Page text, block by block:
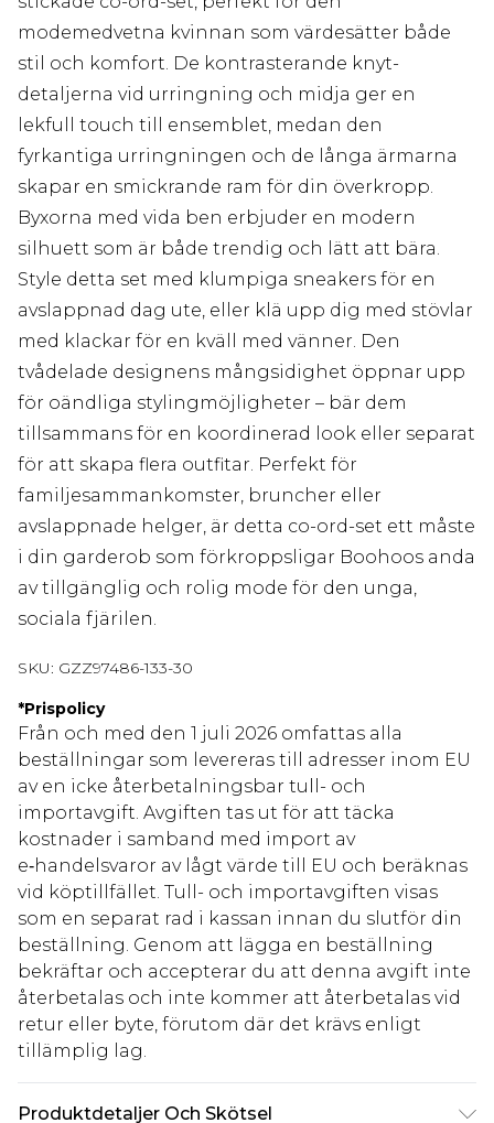
modemedvetna kvinnan som värdesätter både
stil och komfort. De kontrasterande knyt-
detaljerna vid urringning och midja ger en
lekfull touch till ensemblet, medan den
fyrkantiga urringningen och de långa ärmarna
skapar en smickrande ram för din överkropp.
Byxorna med vida ben erbjuder en modern
silhuett som är både trendig och lätt att bära.
Style detta set med klumpiga sneakers för en
avslappnad dag ute, eller klä upp dig med stövlar
med klackar för en kväll med vänner. Den
tvådelade designens mångsidighet öppnar upp
för oändliga stylingmöjligheter – bär dem
tillsammans för en koordinerad look eller separat
för att skapa flera outfitar. Perfekt för
familjesammankomster, bruncher eller
avslappnade helger, är detta co-ord-set ett måste
i din garderob som förkroppsligar Boohoos anda
av tillgänglig och rolig mode för den unga,
sociala fjärilen.
SKU: GZZ97486-133-30
*Prispolicy
Från och med den 1 juli 2026 omfattas alla
beställningar som levereras till adresser inom EU
av en icke återbetalningsbar tull- och
importavgift. Avgiften tas ut för att täcka
kostnader i samband med import av
e‑handelsvaror av lågt värde till EU och beräknas
vid köptillfället. Tull- och importavgiften visas
som en separat rad i kassan innan du slutför din
beställning. Genom att lägga en beställning
bekräftar och accepterar du att denna avgift inte
återbetalas och inte kommer att återbetalas vid
retur eller byte, förutom där det krävs enligt
tillämplig lag.
Produktdetaljer Och Skötsel